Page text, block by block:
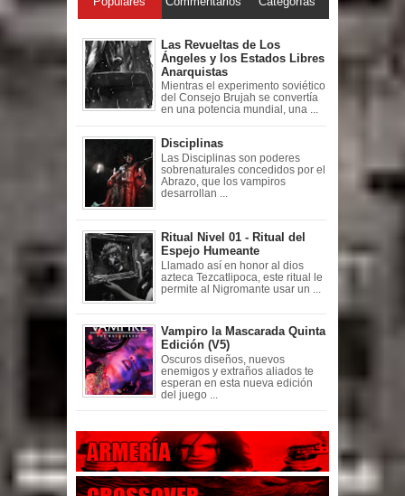
Las Revueltas de Los
Ángeles y los Estados Libres
Anarquistas
Mientras el experimento soviético
del Consejo Brujah se convertía
en una potencia mundial, una ...
Disciplinas
Las Disciplinas son poderes
sobrenaturales concedidos por el
Abrazo, que los vampiros
desarrollan ...
Ritual Nivel 01 - Ritual del
Espejo Humeante
Llamado así en honor al dios
azteca Tezcatlipoca, este ritual le
permite al Nigromante usar un ...
Vampiro la Mascarada Quinta
Edición (V5)
Oscuros diseños, nuevos
enemigos y extraños aliados te
esperan en esta nueva edición
del juego ...